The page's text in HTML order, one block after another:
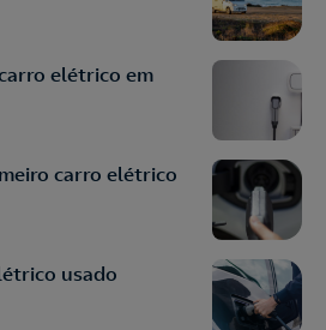
elétrico em
carro elétrico
usado